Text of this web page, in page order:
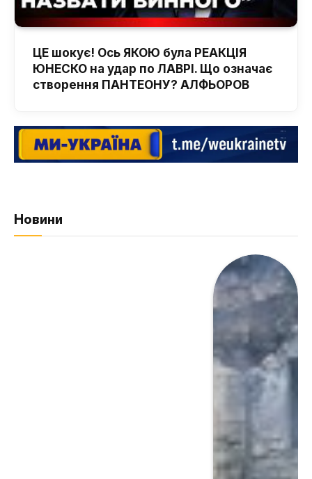
ЦЕ шокує! Ось ЯКОЮ була РЕАКЦІЯ
ЮНЕСКО на удар по ЛАВРІ. Що означає
створення ПАНТЕОНУ? АЛФЬОРОВ
Новини